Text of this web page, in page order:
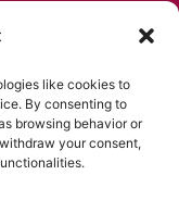
like cookies to
By consenting to
browsing behavior or
your consent,